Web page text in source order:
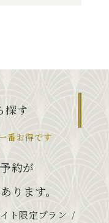
探す
番お得です
約が
ります。
ト限定プラン